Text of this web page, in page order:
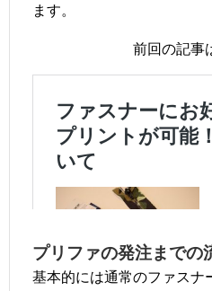
ます。
前回の記事
プリファの発注までの
基本的には通常のファスナ